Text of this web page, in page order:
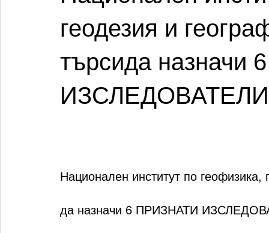
геодезия и
търсида
ИЗСЛЕДОВАТЕЛИ
Национален институт по
да назначи 6 ПРИЗНАТИ